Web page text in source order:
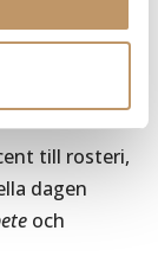
till rosteri,
dagen
och